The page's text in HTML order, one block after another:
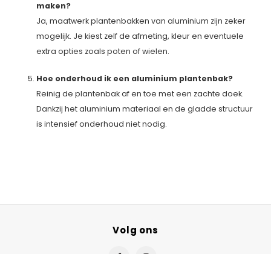
maken?
Ja, maatwerk plantenbakken van aluminium zijn zeker
mogelijk. Je kiest zelf de afmeting, kleur en eventuele
extra opties zoals poten of wielen.
Hoe onderhoud ik een aluminium plantenbak?
Reinig de plantenbak af en toe met een zachte doek.
Dankzij het aluminium materiaal en de gladde structuur
is intensief onderhoud niet nodig.
Volg ons